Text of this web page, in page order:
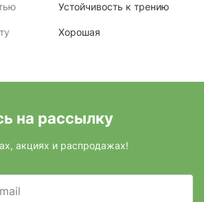
Устойчивость к трению
Хорошая
на рассылку
акциях и распродажах!